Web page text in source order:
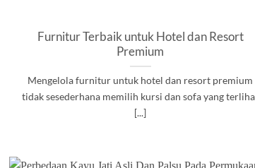
Furnitur Terbaik untuk Hotel dan Resort
Premium
Mengelola furnitur untuk hotel dan resort premium
tidak sesederhana memilih kursi dan sofa yang
[...]